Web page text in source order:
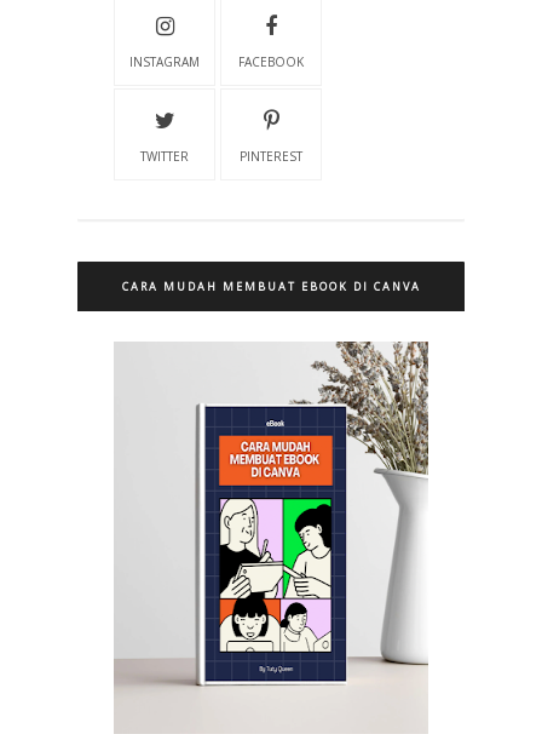
INSTAGRAM FACEBOOK
TWITTER PINTEREST
CARA MUDAH MEMBUAT EBOOK DI CANVA